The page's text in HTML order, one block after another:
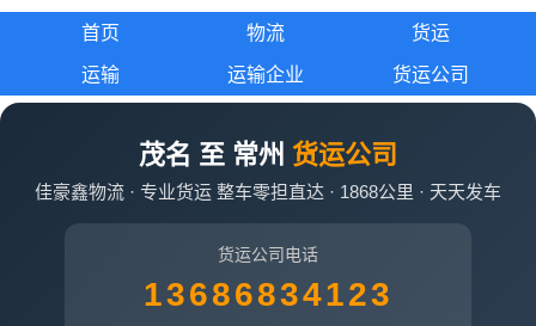
首页 物流 货运
运输 运输企业 货运公司
茂名 至 常州 货运公司
佳豪鑫物流 · 专业货运 整车零担直达 · 1868公里 · 天天发车
货运公司电话
13686834123